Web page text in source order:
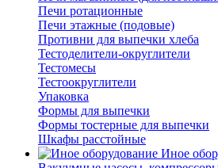
Печи ротационные
Печи этажные (подовые)
Противни для выпечки хлеба
Тестоделители-округлители
Тестомесы
Тестоокруглители
Упаковка
Формы для выпечки
Формы тостерные для выпечки
Шкафы расстойные
Иное